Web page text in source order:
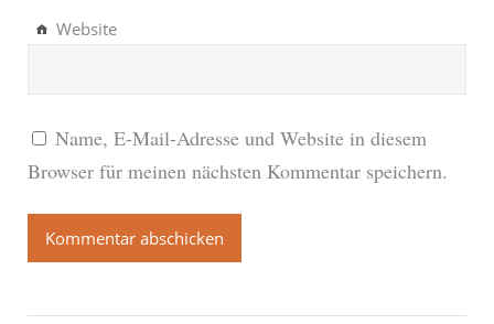
Website
Name, E-Mail-Adresse und Website in diesem
Browser für meinen nächsten Kommentar speichern.